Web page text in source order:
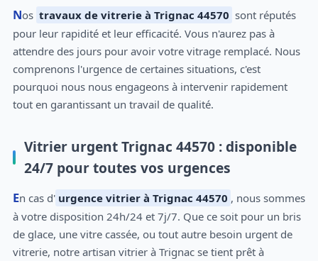
Nos travaux de vitrerie à Trignac 44570 sont réputés
pour leur rapidité et leur efficacité. Vous n'aurez pas à
attendre des jours pour avoir votre vitrage remplacé. Nous
comprenons l'urgence de certaines situations, c'est
pourquoi nous nous engageons à intervenir rapidement
tout en garantissant un travail de qualité.
Vitrier urgent Trignac 44570 : disponible
24/7 pour toutes vos urgences
En cas d' urgence vitrier à Trignac 44570 , nous sommes
à votre disposition 24h/24 et 7j/7. Que ce soit pour un bris
de glace, une vitre cassée, ou tout autre besoin urgent de
vitrerie, notre artisan vitrier à Trignac se tient prêt à